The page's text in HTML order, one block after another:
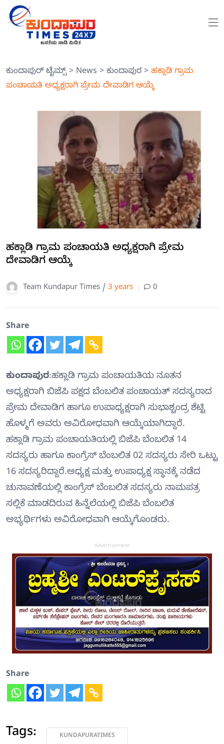
ಕುಂದಾಪುರ್ ಟೈಮ್ಸ್> News > ಕುಂದಾಪುರ > ಹಕ್ಲಾಡಿ ಗ್ರಾಮ
ಪಂಚಾಯತಿ ಅಧ್ಯಕ್ಷರಾಗಿ ಪ್ರೇಮ ದೇವಾಡಿಗ ಆಯ್ಕೆ
ಹಕ್ಲಾಡಿ ಗ್ರಾಮ ಪಂಚಾಯತಿ ಅಧ್ಯಕ್ಷರಾಗಿ ಪ್ರೇಮ
ದೇವಾಡಿಗ ಆಯ್ಕೆ
Team Kundapur Times / 3 years 0
Share
ಕುಂದಾಪುರ:ಹಕ್ಲಾಡಿ ಗ್ರಾಮ ಪಂಚಾಯತಿಯ ನೂತನ
ಅಧ್ಯಕ್ಷರಾಗಿ ಬಿಜೆಪಿ ಪಕ್ಷದ ಬೆಂಬಲಿತ ಪಂಚಾಯತ್ ಸದಸ್ಯರಾದ
ಪ್ರೇಮ ದೇವಾಡಿಗ ಹಾಗೂ ಉಪಾಧ್ಯಕ್ಷರಾಗಿ ಸುಭಾಶ್ಚಂದ್ರ ಶೆಟ್ಟಿ
ಹೊಳ್ಮಗೆ ಅವರು ಅವಿರೋಧವಾಗಿ ಆಯ್ಕೆಯಾಗಿದ್ದಾರೆ.
ಹಕ್ಲಾಡಿ ಗ್ರಾಮ ಪಂಚಾಯತಿಯಲ್ಲಿ ಬಿಜೆಪಿ ಬೆಂಬಲಿತ 14
ಸದಸ್ಯರು ಹಾಗೂ ಕಾಂಗ್ರೆಸ್ ಬೆಂಬಲಿತ 02 ಸದಸ್ಯರು ಸೇರಿ ಒಟ್ಟು
16 ಸದಸ್ಯರಿದ್ದಾರೆ.ಅಧ್ಯಕ್ಷ ಮತ್ತು ಉಪಾಧ್ಯಕ್ಷ ಸ್ಥಾನಕ್ಕೆ ನಡೆದ
ಚುನಾವಣೆಯಲ್ಲಿ ಕಾಂಗ್ರೆಸ್ ಬೆಂಬಲಿತ ಸದಸ್ಯರು ನಾಮಪತ್ರ
ಸಲ್ಲಿಕೆ ಮಾಡದಿರುವ ಹಿನ್ನೆಲೆಯಲ್ಲಿ ಬಿಜೆಪಿ ಬೆಂಬಲಿತ
ಅಭ್ಯರ್ಥಿಗಳು ಅವಿರೋಧವಾಗಿ ಆಯ್ಕೆಗೊಂಡರು.
Advertisement
Share
Tags: KUNDAPURATIMES